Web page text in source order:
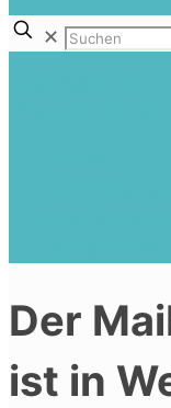
✕
Der
ist in